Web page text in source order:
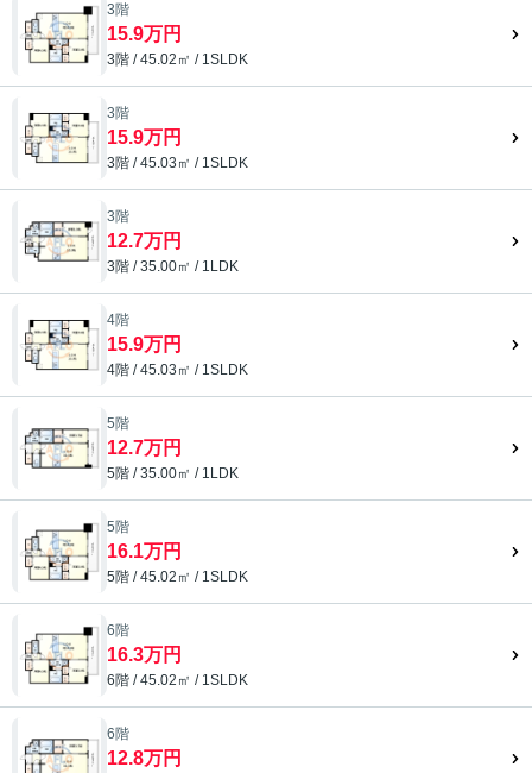
3階
15.9万円
3階 / 45.02㎡ / 1SLDK
3階
15.9万円
3階 / 45.03㎡ / 1SLDK
3階
12.7万円
3階 / 35.00㎡ / 1LDK
4階
15.9万円
4階 / 45.03㎡ / 1SLDK
5階
12.7万円
5階 / 35.00㎡ / 1LDK
5階
16.1万円
5階 / 45.02㎡ / 1SLDK
6階
16.3万円
6階 / 45.02㎡ / 1SLDK
6階
12.8万円